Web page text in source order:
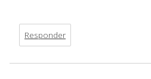
Responder